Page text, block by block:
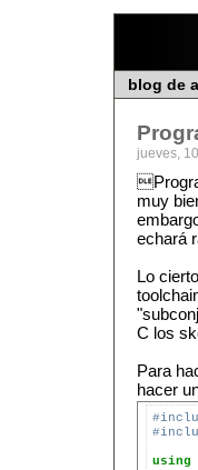
blog de
jueves,
muy
echará
Lo
C los
Para
hacer
using